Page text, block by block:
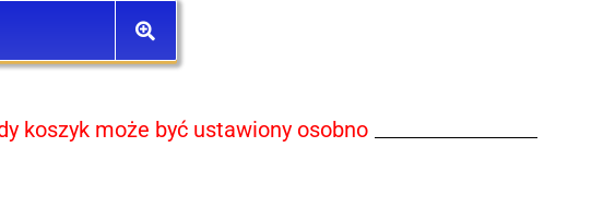
koszyk może być ustawiony osobno